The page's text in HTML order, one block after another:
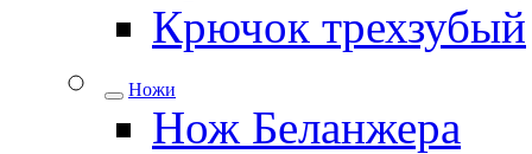
Крючок трехзубый
Ножи
Нож Беланжера